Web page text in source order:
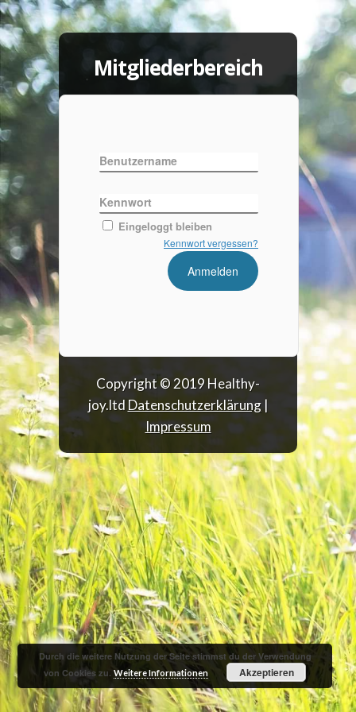
Mitgliederbereich
Benutzername
Kennwort
Eingeloggt bleiben
Kennwort vergessen?
Copyright © 2019 Healthy-
joy.ltd Datenschutzerklärung|
Impressum
Durch die weitere Nutzung der Seite stimmst du der Verwendung
von Cookies zu.Weitere Informationen Akzeptieren